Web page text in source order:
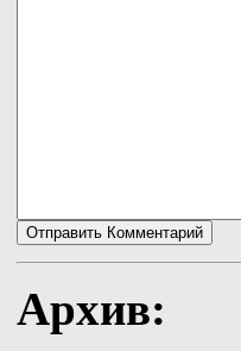
Архив: